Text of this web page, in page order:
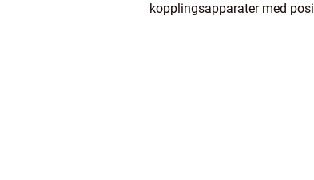
kopplingsapparater med